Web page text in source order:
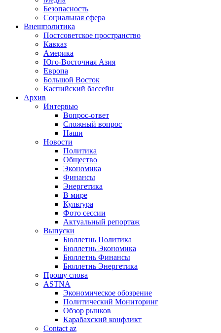
Безопасность
Социальная сфера
Внешполитика
Постсоветское пространство
Кавказ
Америка
Юго-Восточная Азия
Европа
Большой Восток
Каспийский бассейн
Архив
Интервью
Вопрос-ответ
Сложный вопрос
Наши
Новости
Политика
Общество
Экономика
Финансы
Энергетика
В мире
Культура
Фото сессии
Актуальный репортаж
Выпуски
Бюллетнь Политика
Бюллетнь Экономика
Бюллетнь Финансы
Бюллетнь Энергетика
Прошу слова
ASTNA
Экономическое обозрение
Политический Мониторинг
Обзор рынков
Карабахский конфликт
Contact az